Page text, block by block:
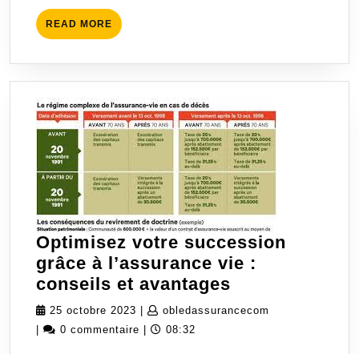
READ MORE READ
MORE
Optimisez votre succession
grâce à l’assurance vie :
conseils et avantages
votre
25 octobre 2023 25
octobre
obledassurancecom
0 commentaire 08:32